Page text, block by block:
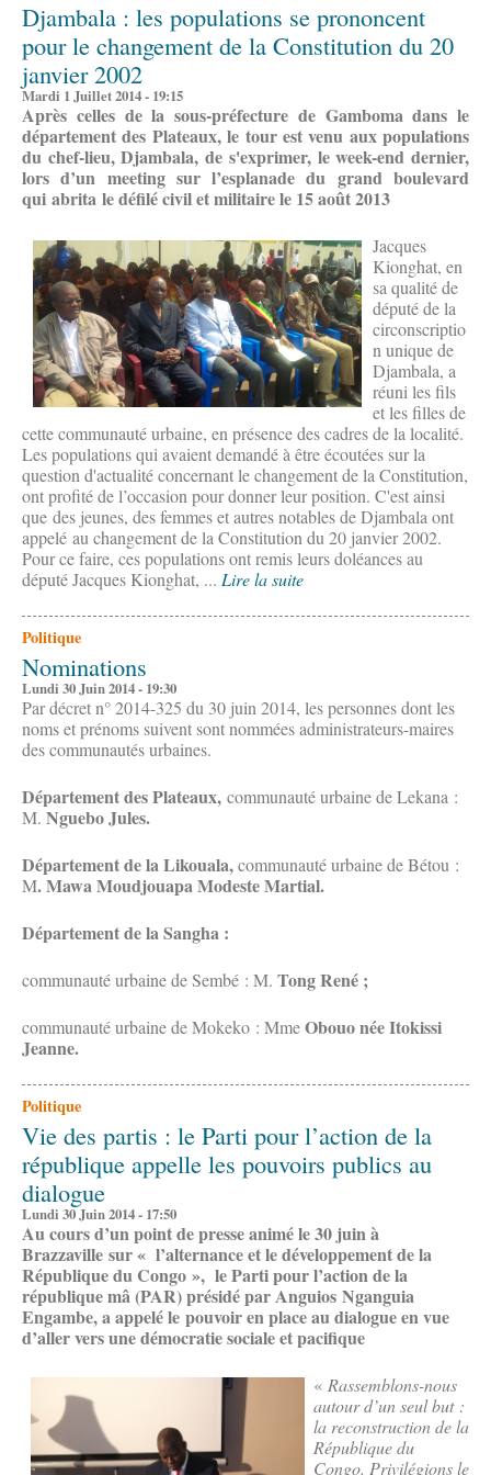
Djambala : les populations se prononcent
pour le changement de la Constitution du 20
janvier 2002
Mardi 1 Juillet 2014 - 19:15
Après celles de la sous-préfecture de Gamboma dans le
département des Plateaux, le tour est venu aux populations
du chef-lieu, Djambala, de s'exprimer, le week-end dernier,
lors d’un meeting sur l’esplanade du grand boulevard
qui abrita le défilé civil et militaire le 15 août 2013
Jacques
Kionghat, en
sa qualité de
député de la
circonscriptio
n unique de
Djambala, a
réuni les fils
et les filles de
cette communauté urbaine, en présence des cadres de la localité.
Les populations qui avaient demandé à être écoutées sur la
question d'actualité concernant le changement de la Constitution,
ont profité de l’occasion pour donner leur position. C'est ainsi
que des jeunes, des femmes et autres notables de Djambala ont
appelé au changement de la Constitution du 20 janvier 2002.
Pour ce faire, ces populations ont remis leurs doléances au
député Jacques Kionghat, ... Lire la suite
Politique
Nominations
Lundi 30 Juin 2014 - 19:30
Par décret n° 2014-325 du 30 juin 2014, les personnes dont les
noms et prénoms suivent sont nommées administrateurs-maires
des communautés urbaines.
Département des Plateaux, communauté urbaine de Lekana :
M. Nguebo Jules.
Département de la Likouala,communauté urbaine de Bétou :
M. Mawa Moudjouapa Modeste Martial.
Département de la Sangha :
communauté urbaine de Sembé : M. Tong René ;
communauté urbaine de Mokeko : MmeObouo née Itokissi
Jeanne.
Politique
Vie des partis : le Parti pour l’action de la
république appelle les pouvoirs publics au
dialogue
Lundi 30 Juin 2014 - 17:50
Au cours d’un point de presse animé le 30 juin à
Brazzaville sur « l’alternance et le développement de la
République du Congo », le Parti pour l’action de la
république mâ (PAR) présidé par Anguios Nganguia
Engambe, a appelé le pouvoir en place au dialogue en vue
d’aller vers une démocratie sociale et pacifique
« Rassemblons-nous
autour d’un seul but :
la reconstruction de la
République du
Congo. Privilégions le